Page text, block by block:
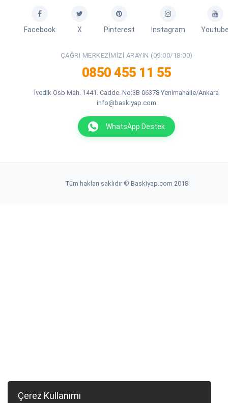
Facebook X Pinterest Instagram
ÇAĞRI MERKEZIMIZI ARAYIN (09:00/18:00)
0850 455 11 55
İvedik Osb Mah. 1441. Cadde. No:3B 06378 Yenimahalle/Ankara
info@baskiyap.com
WhatsApp Destek
Tüm hakları saklıdır © Baskiyap.com 2018
Çerez Kullanımı